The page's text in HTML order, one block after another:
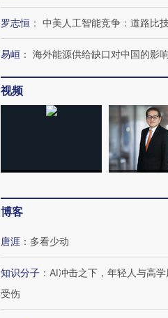
罗志恒 ： 中美人工智能竞争：道路比
易峘 ： 海外能源供给缺口对中国的影响
视频
博客
唐涯 ： 多看少动
知识分子 ： AI冲击之下，年轻人与高
受伤